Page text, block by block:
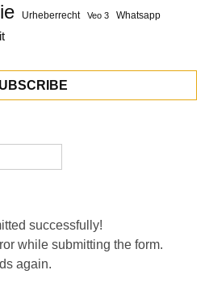
Urheberrecht Veo 3 Whatsapp
successfully!
while submitting the form.
again.